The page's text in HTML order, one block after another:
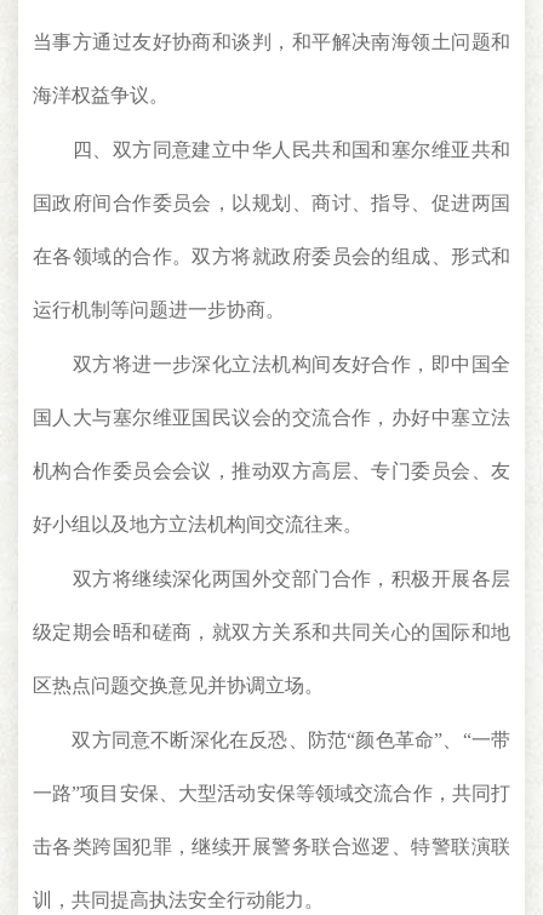
当事方通过友好协商和谈判，和平解决南海领土问题和
海洋权益争议。
四、双方同意建立中华人民共和国和塞尔维亚共和
国政府间合作委员会，以规划、商讨、指导、促进两国
在各领域的合作。双方将就政府委员会的组成、形式和
运行机制等问题进一步协商。
双方将进一步深化立法机构间友好合作，即中国全
国人大与塞尔维亚国民议会的交流合作，办好中塞立法
机构合作委员会会议，推动双方高层、专门委员会、友
好小组以及地方立法机构间交流往来。
双方将继续深化两国外交部门合作，积极开展各层
级定期会晤和磋商，就双方关系和共同关心的国际和地
区热点问题交换意见并协调立场。
双方同意不断深化在反恐、防范“颜色革命”、“一带
一路”项目安保、大型活动安保等领域交流合作，共同打
击各类跨国犯罪，继续开展警务联合巡逻、特警联演联
训，共同提高执法安全行动能力。